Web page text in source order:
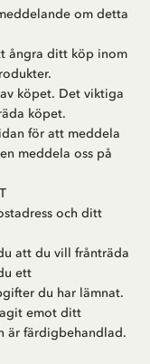
om detta
ångra ditt köp inom
köpet. Det viktiga
köpet.
för att meddela
meddela oss på
och ditt
att du vill frånträda
ett
du har lämnat.
emot ditt
är färdigbehandlad.